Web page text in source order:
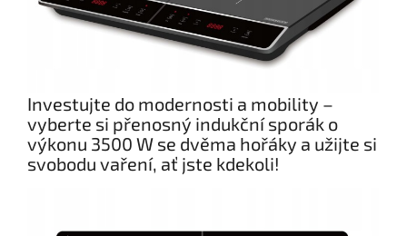
Investujte do modernosti a mobility –
vyberte si přenosný indukční sporák o
výkonu 3500 W se dvěma hořáky a užijte si
svobodu vaření, ať jste kdekoli!